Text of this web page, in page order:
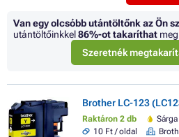
Van egy olcsóbb utántöltőnk az Ön
utántöltőinkkel86%-ot takaríthat
Szeretnék
Brother LC-123
Raktáron 2 db Sárga
10 Ft / oldal